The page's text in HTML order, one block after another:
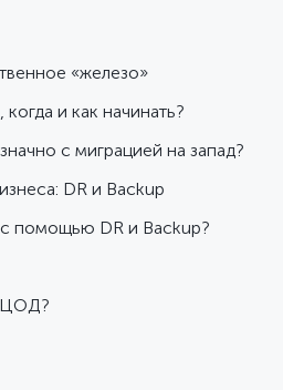
«железо»
и как начинать?
с миграцией на запад?
DR и Backup
помощью DR и Backup?
ЦОД?